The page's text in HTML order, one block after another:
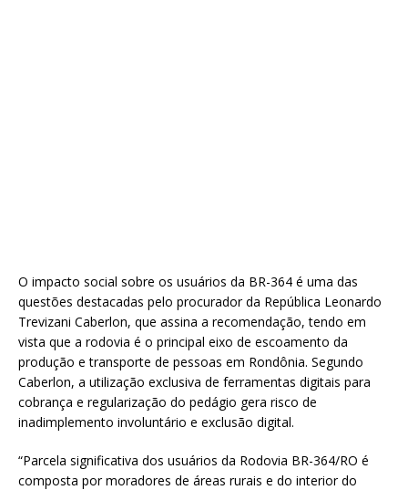
O impacto social sobre os usuários da BR-364 é uma das
questões destacadas pelo procurador da República Leonardo
Trevizani Caberlon, que assina a recomendação, tendo em
vista que a rodovia é o principal eixo de escoamento da
produção e transporte de pessoas em Rondônia. Segundo
Caberlon, a utilização exclusiva de ferramentas digitais para
cobrança e regularização do pedágio gera risco de
inadimplemento involuntário e exclusão digital.
“Parcela significativa dos usuários da Rodovia BR-364/RO é
composta por moradores de áreas rurais e do interior do